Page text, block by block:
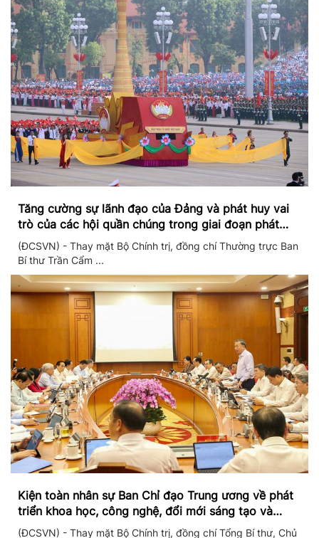
Tăng cường sự lãnh đạo của Đảng và phát huy vai
trò của các hội quần chúng trong giai đoạn phát
triển mới
(ĐCSVN) - Thay mặt Bộ Chính trị, đồng chí Thường trực Ban
Bí thư Trần Cẩm ...
Kiện toàn nhân sự Ban Chỉ đạo Trung ương về phát
triển khoa học, công nghệ, đổi mới sáng tạo và
chuyển đổi số
(ĐCSVN) - Thay mặt Bộ Chính trị, đồng chí Tổng Bí thư, Chủ